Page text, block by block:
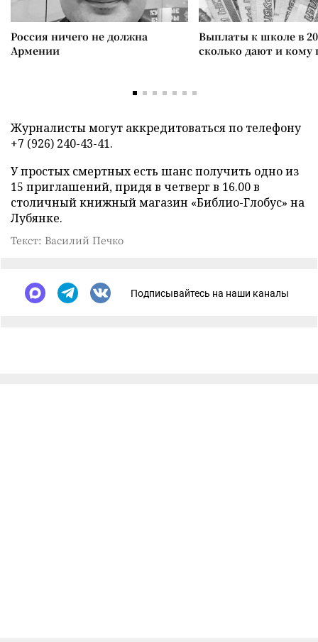
Россия ничего не должна
Армении
Выплаты к школе в
сколько дают и
Журналисты могут аккредитоваться по телефону
+7 (926) 240-43-41.
У простых смертных есть шанс получить одно из
15 приглашений, придя в четверг в 16.00 в
столичный книжный магазин «Библио-Глобус» на
Лубянке.
Текст: Василий Печко
Подписывайтесь на наши каналы